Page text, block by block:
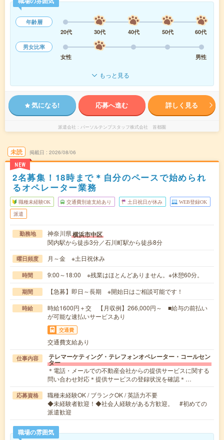
年齢層
20代
30代 40代 50代
60代
男女比率
女性
男性
もっと見る
気になる! 応募へ進む 詳しく見る
派遣会社 パーソルテンプスタッフ株式会社 首都圏
未読
NEW
掲載日 2026/08/06
2名募集！18時まで＊自分のペースで始められ
るオペレーター業務
職種未経験OK 交通費別途支給あり 土日祝日が休み WEB登録OK
派遣
勤務地 神奈川県横浜市中区
関内駅から徒歩3分／石川町駅から徒歩8分
曜日頻度 月～金 ※土日祝休み
時間 9:00～18:00 ※残業はほとんどありません。※休憩60分。
期間 【急募】即日～長期 ※開始日はご相談可能です！
時給
時給1600円＋交 【月収例】266,000円～ ■給与の前払い
が可能な速払いサービスあり
交通費
交通費支給あり
仕事内容 テレマーケティング・テレフォンオペレーター・コールセン
ター
＊電話・メールでの不動産会社からの提供サービスに関する
問い合わせ対応＊提供サービスの登録状況を確認＊…
応募資格
職種未経験OK / ブランクOK / 英語力不要
◆未経験者歓迎！◆社会人経験がある方歓迎。 #初めての
派遣歓迎
職場の雰囲気